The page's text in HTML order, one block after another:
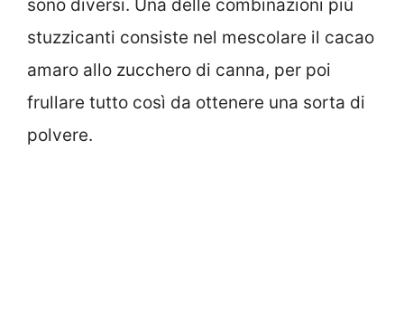
sono diversi. Una delle combinazioni più
stuzzicanti consiste nel mescolare il cacao
amaro allo zucchero di canna, per poi
frullare tutto così da ottenere una sorta di
polvere.